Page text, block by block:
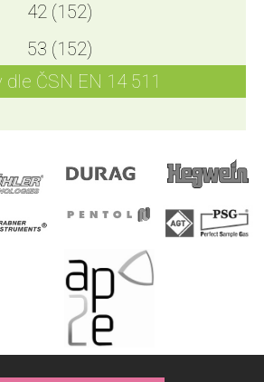
42 (152)
53 (152)
ČSN EN 14 511